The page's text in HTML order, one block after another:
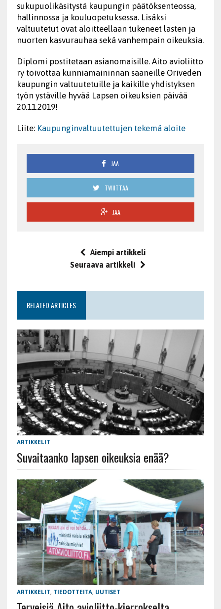
sukupuolikäsitystä kaupungin päätöksenteossa,
hallinnossa ja kouluopetuksessa. Lisäksi
valtuutetut ovat aloitteellaan tukeneet lasten ja
nuorten kasvurauhaa sekä vanhempain oikeuksia.
Diplomi postitetaan asianomaisille. Aito avioliitto
ry toivottaa kunniamaininnan saaneille Oriveden
kaupungin valtuutetuille ja kaikille yhdistyksen
työn ystäville hyvää Lapsen oikeuksien päivää
20.11.2019!
Liite: Kaupunginvaltuutettujen tekemä aloite
JAA
TWIITTAA
JAA
Aiempi artikkeli
Seuraava artikkeli
RELATED ARTICLES
ARTIKKELIT
Suvaitaanko lapsen oikeuksia enää?
ARTIKKELIT, TIEDOTTEITA, UUTISET